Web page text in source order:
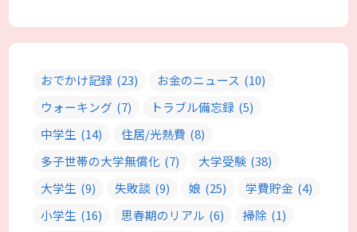
おでかけ記録 (23) お金のニュース (10)
ウォーキング (7) トラブル備忘録 (5)
中学生 (14) 住居/光熱費 (8)
多子世帯の大学無償化 (7) 大学受験 (38)
大学生 (9) 失敗談 (9) 娘 (25) 学費貯金 (4)
小学生 (16) 思春期のリアル (6) 掃除 (1)